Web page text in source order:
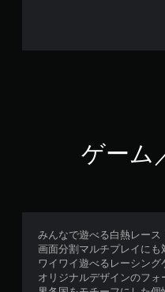
ゲーム
みんなで遊べる白熱レース
画面分割マルチプレイに
ワイワイ遊べるレーシング
オリジナルデザインのフ